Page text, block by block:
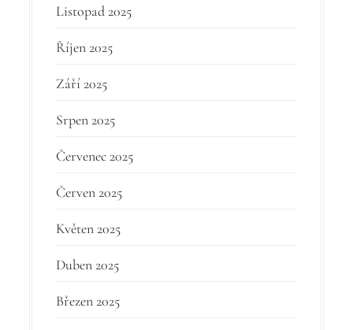
Listopad 2025
Říjen 2025
Září 2025
Srpen 2025
Červenec 2025
Červen 2025
Květen 2025
Duben 2025
Březen 2025